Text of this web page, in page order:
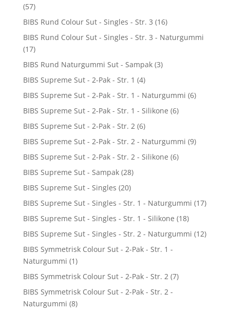
(57)
BIBS Rund Colour Sut - Singles - Str. 3 (16)
BIBS Rund Colour Sut - Singles - Str. 3 - Naturgummi
(17)
BIBS Rund Naturgummi Sut - Sampak (3)
BIBS Supreme Sut - 2-Pak - Str. 1 (4)
BIBS Supreme Sut - 2-Pak - Str. 1 - Naturgummi (6)
BIBS Supreme Sut - 2-Pak - Str. 1 - Silikone (6)
BIBS Supreme Sut - 2-Pak - Str. 2 (6)
BIBS Supreme Sut - 2-Pak - Str. 2 - Naturgummi (9)
BIBS Supreme Sut - 2-Pak - Str. 2 - Silikone (6)
BIBS Supreme Sut - Sampak (28)
BIBS Supreme Sut - Singles (20)
BIBS Supreme Sut - Singles - Str. 1 - Naturgummi (17)
BIBS Supreme Sut - Singles - Str. 1 - Silikone (18)
BIBS Supreme Sut - Singles - Str. 2 - Naturgummi (12)
BIBS Symmetrisk Colour Sut - 2-Pak - Str. 1 -
Naturgummi (1)
BIBS Symmetrisk Colour Sut - 2-Pak - Str. 2 (7)
BIBS Symmetrisk Colour Sut - 2-Pak - Str. 2 -
Naturgummi (8)